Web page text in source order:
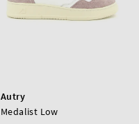
Autry
Medalist Low